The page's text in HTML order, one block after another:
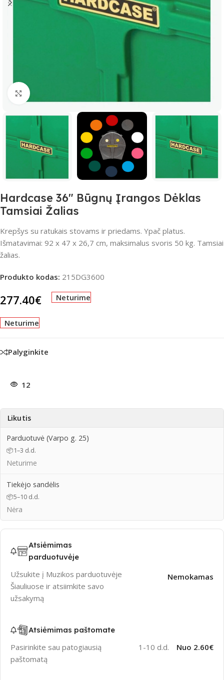
Spustelėkite, jei norite padidinti
Hardcase 36″ Būgnų Įrangos Dėklas
Tamsiai Žalias
Krepšys su ratukais stovams ir priedams. Ypač platus.
Išmatavimai: 92 x 47 x 26,7 cm, maksimalus svoris 50 kg. Tamsiai
žalias.
Produkto kodas: 215DG3600
277.40€ Neturime
Neturime
Palyginkite
12
Likutis
Parduotuvė (Varpo g. 25)
📦1–3 d.d.
Neturime
Tiekėjo sandėlis
📦5–10 d.d.
Nėra
Atsiėmimas
parduotuvėje
Užsukite į Muzikos parduotuvėje
Šiauliuose ir atsiimkite savo
užsakymą
Nemokamas
Atsiėmimas paštomate
Pasirinkite sau patogiausią
paštomatą
1-10 d.d. Nuo 2.60€